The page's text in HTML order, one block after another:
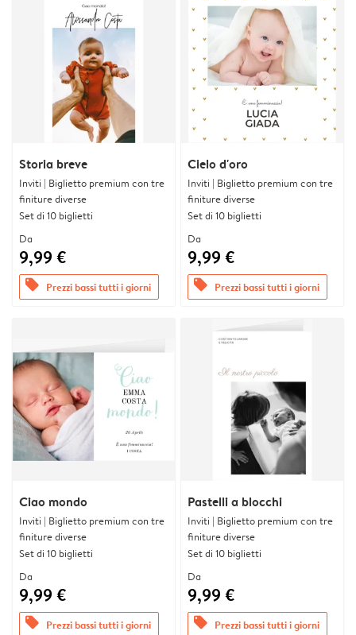
Storia breve
Inviti | Biglietto premium con tre
finiture diverse
Set di 10 biglietti
Da
9,99 €
offers Prezzi bassi tutti i giorni
Cielo d'oro
Inviti | Biglietto premium con tre
finiture diverse
Set di 10 biglietti
Da
9,99 €
offers Prezzi bassi tutti i giorni
Ciao mondo
Inviti | Biglietto premium con tre
finiture diverse
Set di 10 biglietti
Da
9,99 €
offers Prezzi bassi tutti i giorni
Pastelli a blocchi
Inviti | Biglietto premium con tre
finiture diverse
Set di 10 biglietti
Da
9,99 €
offers Prezzi bassi tutti i giorni